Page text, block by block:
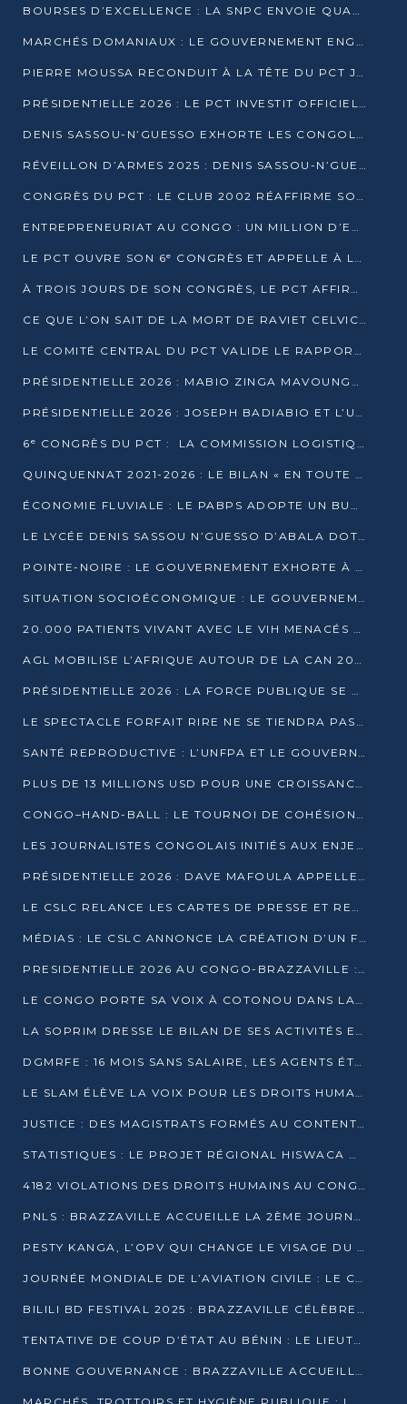
BOURSES D’EXCELLENCE : LA SNPC ENVOIE QUATRE NOUVEAUX TALENTS CONGOLAIS SE FORMER À BAKOU
MARCHÉS DOMANIAUX : LE GOUVERNEMENT ENGAGE LA STRUCTURATION DES TAXES D’ASSAINISSEMENT
PIERRE MOUSSA RECONDUIT À LA TÊTE DU PCT JUSQU’EN 2031
PRÉSIDENTIELLE 2026 : LE PCT INVESTIT OFFICIELLEMENT DENIS SASSOU NGUESSO
DENIS SASSOU-N’GUESSO EXHORTE LES CONGOLAIS À L’UNITÉ ET AU FAIR-PLAY DÉMOCRATIQUE EN 2026
RÉVEILLON D’ARMES 2025 : DENIS SASSOU-N’GUESSO GARANTIT DES ÉLECTIONS 2026 PAISIBLES ET SÉCURISÉES
CONGRÈS DU PCT : LE CLUB 2002 RÉAFFIRME SON SOUTIEN À DENIS SASSOU-N’GUESSO POUR 2026
ENTREPRENEURIAT AU CONGO : UN MILLION D’EUROS POUR FINANCER LES STARTUPS DÈS 2026
LE PCT OUVRE SON 6ᵉ CONGRÈS ET APPELLE À LA CANDIDATURE DE DENIS SASSOU NGUESSO
À TROIS JOURS DE SON CONGRÈS, LE PCT AFFIRME AVOIR ATTEINT TOUS SES OBJECTIFS
CE QUE L’ON SAIT DE LA MORT DE RAVIET CELVIC N’TSIANTSIE
LE COMITÉ CENTRAL DU PCT VALIDE LE RAPPORT DU CONGRÈS ET SOUTIENT DENIS SASSOU N’GUESSO
PRÉSIDENTIELLE 2026 : MABIO ZINGA MAVOUNGOU DÉCLARE SA CANDIDATURE ET CHARGE LE BILAN DU PCT
PRÉSIDENTIELLE 2026 : JOSEPH BADIABIO ET L’UDH-YUKI JOUENT LA PRUDENCE
6ᵉ CONGRÈS DU PCT : LA COMMISSION LOGISTIQUE ASSURE LA DISTRIBUTION DES KITS
QUINQUENNAT 2021-2026 : LE BILAN « EN TOUTE TRANSPARENCE » PRÉSENTÉ À LA PRESSE
ÉCONOMIE FLUVIALE : LE PABPS ADOPTE UN BUDGET 2026 DE PLUS DE 2,7 MILLIARDS FCFA
LE LYCÉE DENIS SASSOU N’GUESSO D’ABALA DOTÉ D’UNE SALLE MULTIMÉDIA
POINTE-NOIRE : LE GOUVERNEMENT EXHORTE À UN USAGE RESPONSABLE DU NOUVEAU MATÉRIEL MUNICIPAL
SITUATION SOCIOÉCONOMIQUE : LE GOUVERNEMENT INTERPELLÉ DEVANT LE SÉNAT
20.000 PATIENTS VIVANT AVEC LE VIH MENACÉS D’ARRÊT DE TRAITEMENT
AGL MOBILISE L’AFRIQUE AUTOUR DE LA CAN 2025
PRÉSIDENTIELLE 2026 : LA FORCE PUBLIQUE SE PRÉPARE À SÉCURISER LE SCRUTIN
LE SPECTACLE FORFAIT RIRE NE SE TIENDRA PAS LE 1ER JANVIER
SANTÉ REPRODUCTIVE : L’UNFPA ET LE GOUVERNEMENT AFFINENT LES PRIORITÉS DE 2026
PLUS DE 13 MILLIONS USD POUR UNE CROISSANCE VERTE ET SOUVERAINE
CONGO–HAND-BALL : LE TOURNOI DE COHÉSION ET DE FRATERNITÉ ALLUME SES LAMPIONS À BRAZZAVILLE
LES JOURNALISTES CONGOLAIS INITIÉS AUX ENJEUX DE L’ÉCONOMIE BLEUE
PRÉSIDENTIELLE 2026 : DAVE MAFOULA APPELLE LES CONGOLAIS À UN « NOUVEAU DÉPART »
LE CSLC RELANCE LES CARTES DE PRESSE ET RECONNAÎT OFFICIELLEMENT LES MÉDIAS EN LIGNE
MÉDIAS : LE CSLC ANNONCE LA CRÉATION D’UN FONDS D’APPUI À LA PRESSE
PRESIDENTIELLE 2026 AU CONGO-BRAZZAVILLE : UN CASTING ÉLARGI
LE CONGO PORTE SA VOIX À COTONOU DANS LA LUTTE CONTRE LA TUBERCULOSE
LA SOPRIM DRESSE LE BILAN DE SES ACTIVITÉS ET FIXE DE NOUVELLES PRIORITÉS
DGMRFE : 16 MOIS SANS SALAIRE, LES AGENTS ÉTOUFFENT DANS LE SILENCE
LE SLAM ÉLÈVE LA VOIX POUR LES DROITS HUMAINS À BRAZZAVILLE
JUSTICE : DES MAGISTRATS FORMÉS AU CONTENTIEUX DE LA PROPRIÉTÉ INTELLECTUELLE
STATISTIQUES : LE PROJET RÉGIONAL HISWACA OFFICIELLEMENT LANCÉ AU CONGO
4182 VIOLATIONS DES DROITS HUMAINS AU CONGO EN 2025 SELON LE CAD
PNLS : BRAZZAVILLE ACCUEILLE LA 2ÈME JOURNÉE SCIENTIFIQUE SUR LE VIH/SIDA
PESTY KANGA, L’OPV QUI CHANGE LE VISAGE DU REPORTAGE AU CONGO
JOURNÉE MONDIALE DE L’AVIATION CIVILE : LE CONGO MISE SUR L’INNOVATION ET LA SÉCURITÉ
BILILI BD FESTIVAL 2025 : BRAZZAVILLE CÉLÈBRE DIX ANS DE CRÉATION GRAPHIQUE AFRICAINE
TENTATIVE DE COUP D’ÉTAT AU BÉNIN : LE LIEUTENANT-COLONEL TIGRI S’AUTOPROCLAME CHEF D’UN COMITÉ MILITAIRE
BONNE GOUVERNANCE : BRAZZAVILLE ACCUEILLE LES PREMIÈRES JOURNÉES CONGOLAISES DE L’ÉVALUATION